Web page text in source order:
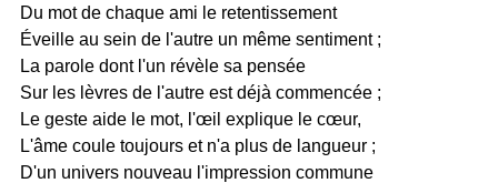
Du mot de chaque ami le retentissement
Éveille au sein de l'autre un même sentiment ;
La parole dont l'un révèle sa pensée
Sur les lèvres de l'autre est déjà commencée ;
Le geste aide le mot, l'œil explique le cœur,
L'âme coule toujours et n'a plus de langueur ;
D'un univers nouveau l'impression commune